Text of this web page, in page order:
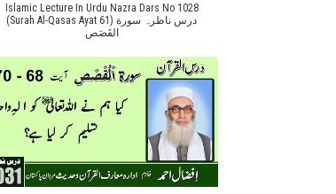
Islamic Lecture In Urdu Nazra Dars No 1028
(Surah Al-Qasas Ayat 61) درس ناظرہ سورة
القَصَص